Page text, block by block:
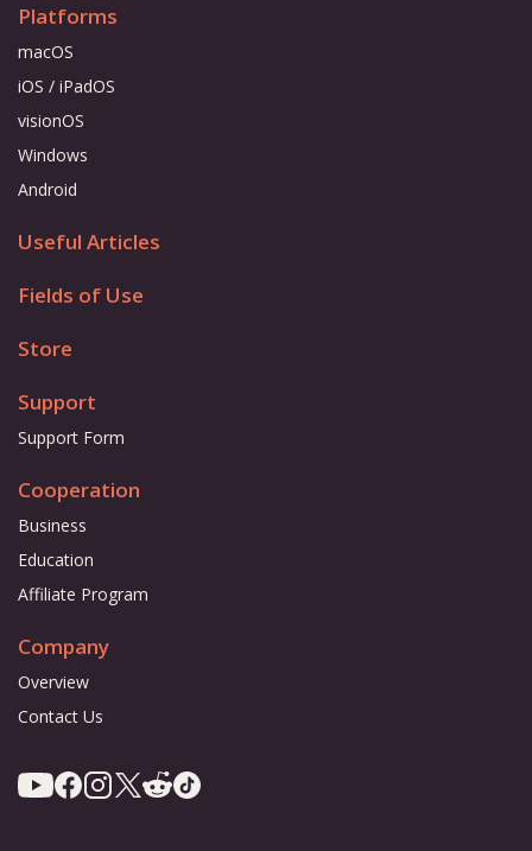
Platforms
macOS
iOS / iPadOS
visionOS
Windows
Android
Useful Articles
Fields of Use
Store
Support
Support Form
Cooperation
Business
Education
Affiliate Program
Company
Overview
Contact Us